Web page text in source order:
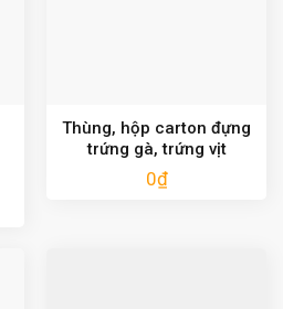
Thùng, hộp carton đựng
trứng gà, trứng vịt
0₫